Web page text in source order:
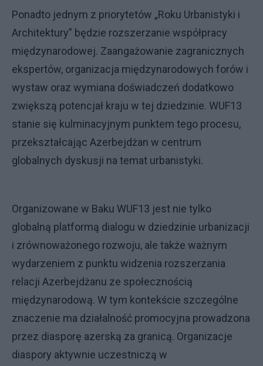
Ponadto jednym z priorytetów „Roku Urbanistyki i
Architektury” będzie rozszerzanie współpracy
międzynarodowej. Zaangażowanie zagranicznych
ekspertów, organizacja międzynarodowych forów i
wystaw oraz wymiana doświadczeń dodatkowo
zwiększą potencjał kraju w tej dziedzinie. WUF13
stanie się kulminacyjnym punktem tego procesu,
przekształcając Azerbejdżan w centrum
globalnych dyskusji na temat urbanistyki.
Organizowane w Baku WUF13 jest nie tylko
globalną platformą dialogu w dziedzinie urbanizacji
i zrównoważonego rozwoju, ale także ważnym
wydarzeniem z punktu widzenia rozszerzania
relacji Azerbejdżanu ze społecznością
międzynarodową. W tym kontekście szczególne
znaczenie ma działalność promocyjna prowadzona
przez diasporę azerską za granicą. Organizacje
diaspory aktywnie uczestniczą w